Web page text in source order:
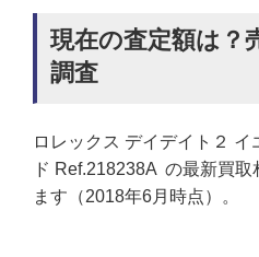
現在の査定額は？
調査
ロレックス デイデイト２ イ
ド Ref.218238A の最新買取
ます（2018年6月時点）。